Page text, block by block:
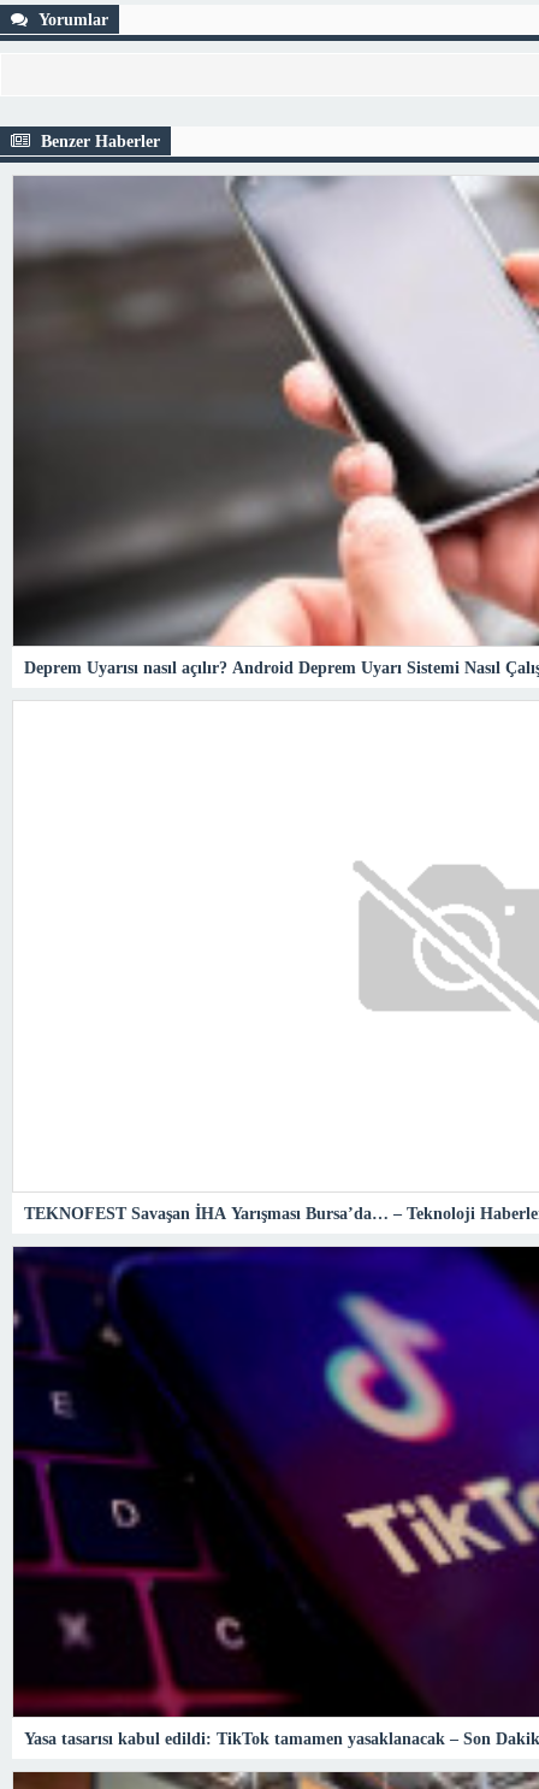
Yorumlar
Benzer Haberler
Deprem Uyarısı nasıl açılır? Android Deprem Uyarı Sistemi Nasıl
TEKNOFEST Savaşan İHA Yarışması Bursa’da… – Teknoloji
Yasa tasarısı kabul edildi: TikTok tamamen yasaklanacak – Son